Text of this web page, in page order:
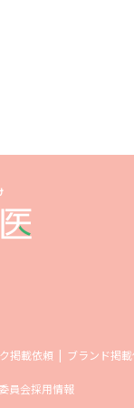
掲載依頼 ブランド掲
員会採用情報